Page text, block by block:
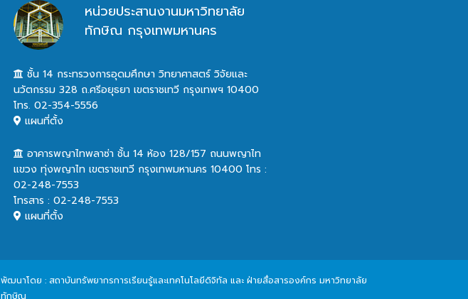
หน่วยประสานงานมหาวิทยาลัย
ทักษิณ กรุงเทพมหานคร
ชั้น 14 กระทรวงการอุดมศึกษา วิทยาศาสตร์ วิจัยและ
นวัตกรรม 328 ถ.ศรีอยุธยา เขตราชเทวี กรุงเทพฯ 10400
โทร. 02-354-5556
แผนที่ตั้ง
อาคารพญาไทพลาซ่า ชั้น 14 ห้อง 128/157 ถนนพญาไท
แขวง ทุ่งพญาไท เขตราชเทวี กรุงเทพมหานคร 10400 โทร :
02-248-7553
โทรสาร : 02-248-7553
แผนที่ตั้ง
พัฒนาโดย : สถาบันทรัพยากรการเรียนรู้และเทคโนโลยีดิจิทัล และ ฝ่ายสื่อสารองค์กร มหาวิทยาลัย
ทักษิณ